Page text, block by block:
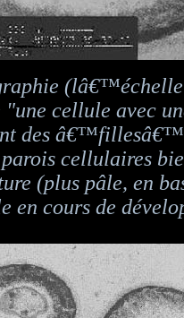
(lâ€™échelle
"une cellule avec
des â€™fillesâ€™
cellulaires
(plus pâle, en
en cours de